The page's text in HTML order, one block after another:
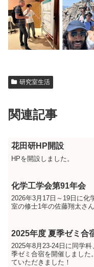
研究室生活
関連記事
花田研HP開設
HPを開設しました。
化学工学会第91年会
2026年3月17日～19日に化
室の修士1年の佐藤翔太さ
2025年度 夏季ゼミ合
2025年8月23-24日に同学
季ゼミ合宿を開催しました
ていただきました！